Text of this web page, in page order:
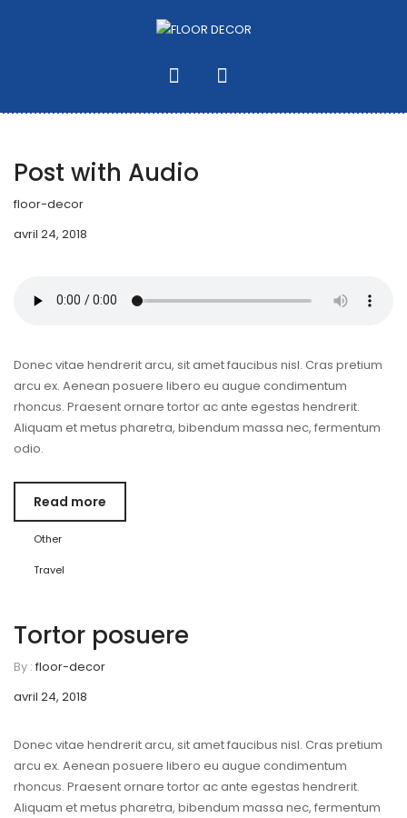
Post with Audio
floor-decor
avril 24, 2018
Donec vitae hendrerit arcu, sit amet faucibus nisl. Cras pretium
arcu ex. Aenean posuere libero eu augue condimentum
rhoncus. Praesent ornare tortor ac ante egestas hendrerit.
Aliquam et metus pharetra, bibendum massa nec, fermentum
odio.
Read more
Other
Travel
Tortor posuere
By : floor-decor
avril 24, 2018
Donec vitae hendrerit arcu, sit amet faucibus nisl. Cras pretium
arcu ex. Aenean posuere libero eu augue condimentum
rhoncus. Praesent ornare tortor ac ante egestas hendrerit.
Aliquam et metus pharetra, bibendum massa nec, fermentum